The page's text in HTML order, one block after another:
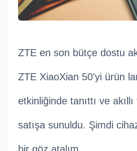
ZTE en son bütçe dostu
ZTE XiaoXian 50'yi ürün
etkinliğinde tanıttı ve
satışa sunuldu. Şimdi